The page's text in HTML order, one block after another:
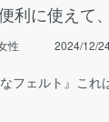
利に使えて
性 2024/12/
なフェルト』これ